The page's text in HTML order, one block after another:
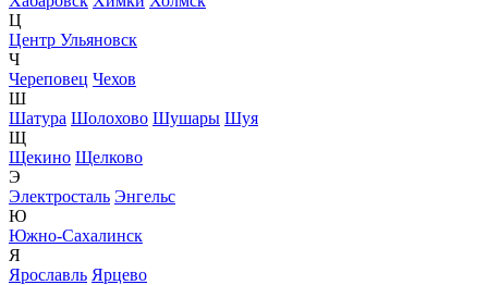
Ц
Центр Ульяновск
Ч
Череповец Чехов
Ш
Шатура Шолохово Шушары Шуя
Щ
Щекино Щелково
Э
Электросталь Энгельс
Ю
Южно-Сахалинск
Я
Ярославль Ярцево